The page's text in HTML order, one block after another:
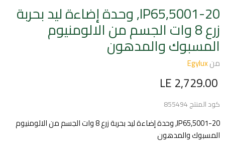
5001-20,IP65, وحدة إضاءة ليد بحربة
زرع 8 وات الجسم من الالومنيوم
المسبوك والمدهون
منEgylux
السعر الحالي
LE 2,729.00
كود المنتج855494
5001-20,IP65, وحدة إضاءة ليد بحربة زرع 8 وات الجسم من الالومنيوم
المسبوك والمدهون